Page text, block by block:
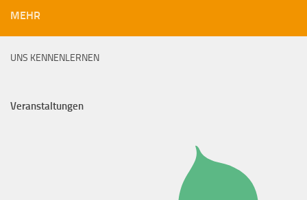
MEHR
UNS KENNENLERNEN
Veranstaltungen